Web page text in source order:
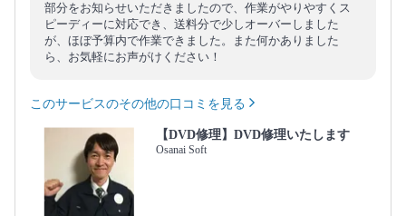
部分をお知らせいただきましたので、作業がやりやすくス
ピーディーに対応でき、送料分で少しオーバーしました
が、ほぼ予算内で作業できました。また何かありました
ら、お気軽にお声がけください！
このサービスのその他の口コミを見る
【DVD修理】DVD修理いたします
Osanai Soft